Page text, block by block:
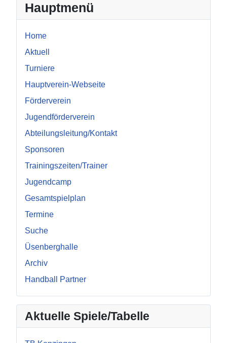
Hauptmenü
Home
Aktuell
Turniere
Hauptverein-Webseite
Förderverein
Jugendförderverein
Abteilungsleitung/Kontakt
Sponsoren
Trainingszeiten/Trainer
Jugendcamp
Gesamtspielplan
Termine
Suche
Üsenberghalle
Archiv
Handball Partner
Aktuelle Spiele/Tabelle